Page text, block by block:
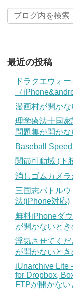
最近の投稿
ドラクエウォ
（
漫画村が開か
理学療法士国
問題集が開か
Baseball
関節可動域 (下
消しゴムカメ
三国志バトル
法(iPhone対応)
無料iPhoneダ
が開かないと
浮気させてく
が開かないと
iUnarchive Lite
for Dropbox,
FTPが開かな